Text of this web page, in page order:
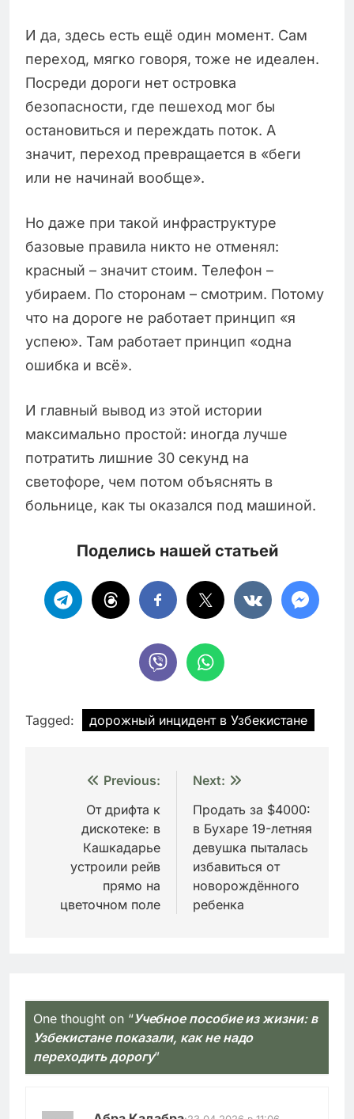
И да, здесь есть ещё один момент. Сам
переход, мягко говоря, тоже не идеален.
Посреди дороги нет островка
безопасности, где пешеход мог бы
остановиться и переждать поток. А
значит, переход превращается в «беги
или не начинай вообще».
Но даже при такой инфраструктуре
базовые правила никто не отменял:
красный – значит стоим. Телефон –
убираем. По сторонам – смотрим. Потому
что на дороге не работает принцип «я
успею». Там работает принцип «одна
ошибка и всё».
И главный вывод из этой истории
максимально простой: иногда лучше
потратить лишние 30 секунд на
светофоре, чем потом объяснять в
больнице, как ты оказался под машиной.
Поделись нашей статьей
Tagged: дорожный инцидент в Узбекистане
Навигация
записям
Previous:
От дрифта к
дискотеке: в
Кашкадарье
устроили рейв
прямо на
цветочном поле
Next:
Продать за $4000:
в Бухаре 19-летняя
девушка пыталась
избавиться от
новорождённого
ребенка
One thought on “Учебное пособие из жизни: в
Узбекистане показали, как не надо
переходить дорогу”